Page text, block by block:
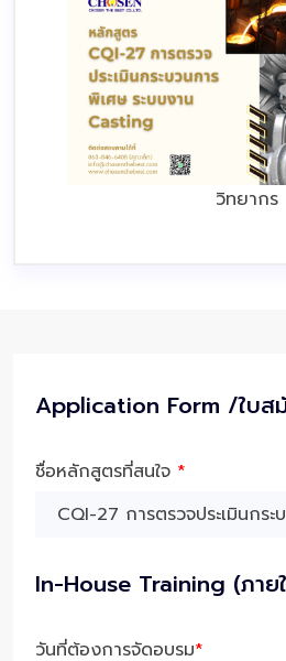
วิทยากร
Application Form /ใบส
ชื่อหลักสูตรที่สนใจ *
In-House Training (ภาย
วันที่ต้องการจัดอบรม*